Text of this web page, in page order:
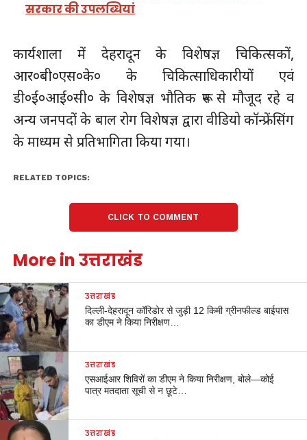
सरकार की उपलब्धियां
कार्यशाला में देहरादून के विशेषज्ञ चिकित्सकों,
आर०बी०एस०के० के चिकित्साधिकारीयों एवं
डी०ई०आई०सी० के विशेषज्ञ भौतिक रूप से मौजूद रहे व
अन्य जनपदों के बाल रोग विशेषज्ञ द्वारा वीडियो कॉन्फ्रेंसिंग
के माध्यम से प्रतिभागिता किया गया।
RELATED TOPICS:
CLICK TO COMMENT
More in उत्तराखंड
उत्तराखंड
दिल्ली-देहरादून कॉरिडोर से जुड़ी 12 किमी ग्रीनफील्ड बाईपास
का डीएम ने किया निरीक्षण…
उत्तराखंड
एसआईआर शिविरों का डीएम ने किया निरीक्षण, बोले—कोई
पात्र मतदाता सूची से न छूटे…
उत्तराखंड